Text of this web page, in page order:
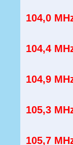
104,0
104,4
104,9
105,3
105,7